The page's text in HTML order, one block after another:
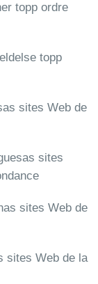
topp ordre
topp
sites Web de
sites
sites Web de
sites Web de la